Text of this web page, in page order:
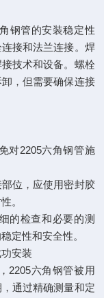
钢管的安装稳定性
接和法兰连接。焊
技术和设备。螺栓
，但需要确保连接
2205六角钢管施
位，应使用密封胶
。
检查和必要的测
定性和安全性。
安装
六角钢管被用
通过精确测量和定